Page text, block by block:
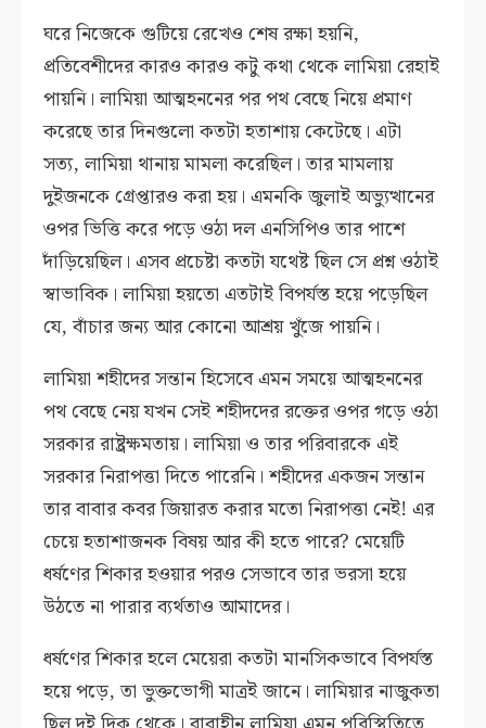
ঘরে নিজেকে গুটিয়ে রেখেও শেষ রক্ষা হয়নি,
প্রতিবেশীদের কারও কারও কটু কথা থেকে লামিয়া রেহাই
পায়নি। লামিয়া আত্মহননের পর পথ বেছে নিয়ে প্রমাণ
করেছে তার দিনগুলো কতটা হতাশায় কেটেছে। এটা
সত্য, লামিয়া থানায় মামলা করেছিল। তার মামলায়
দুইজনকে গ্রেপ্তারও করা হয়। এমনকি জুলাই অভ্যুত্থানের
ওপর ভিত্তি করে পড়ে ওঠা দল এনসিপিও তার পাশে
দাঁড়িয়েছিল। এসব প্রচেষ্টা কতটা যথেষ্ট ছিল সে প্রশ্ন ওঠাই
স্বাভাবিক। লামিয়া হয়তো এতটাই বিপর্যস্ত হয়ে পড়েছিল
যে, বাঁচার জন্য আর কোনো আশ্রয় খুঁজে পায়নি।
লামিয়া শহীদের সন্তান হিসেবে এমন সময়ে আত্মহননের
পথ বেছে নেয় যখন সেই শহীদদের রক্তের ওপর গড়ে ওঠা
সরকার রাষ্ট্রক্ষমতায়। লামিয়া ও তার পরিবারকে এই
সরকার নিরাপত্তা দিতে পারেনি। শহীদের একজন সন্তান
তার বাবার কবর জিয়ারত করার মতো নিরাপত্তা নেই! এর
চেয়ে হতাশাজনক বিষয় আর কী হতে পারে? মেয়েটি
ধর্ষণের শিকার হওয়ার পরও সেভাবে তার ভরসা হয়ে
উঠতে না পারার ব্যর্থতাও আমাদের।
ধর্ষণের শিকার হলে মেয়েরা কতটা মানসিকভাবে বিপর্যস্ত
হয়ে পড়ে, তা ভুক্তভোগী মাত্রই জানে। লামিয়ার নাজুকতা